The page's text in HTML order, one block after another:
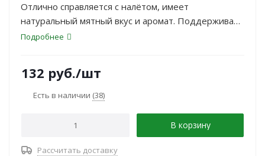
Отлично справляется с налётом, имеет
натуральный мятный вкус и аромат. Поддерживает
естественную белизну эмали. Укрепляет слабые
Подробнее
132 руб./шт
Есть в наличии (38)
В корзину
Рассчитать доставку